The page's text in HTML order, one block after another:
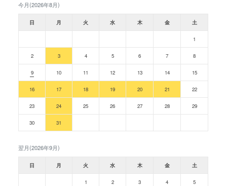
今月(2026年8月)
日 月 火 水 木 金 土
1
2 3 4 5 6 7 8
9 10 11 12 13 14 15
16 17 18 19 20 21 22
23 24 25 26 27 28 29
30 31
翌月(2026年9月)
日 月 火 水 木 金 土
1 2 3 4 5